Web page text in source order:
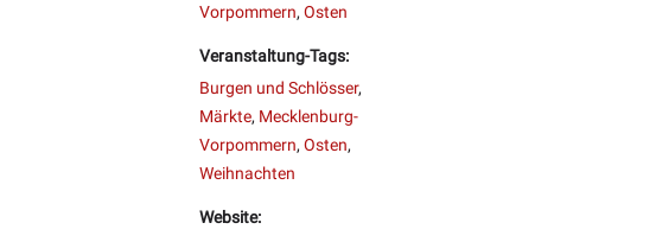
Vorpommern, Osten
Veranstaltung-Tags:
Burgen und Schlösser,
Märkte, Mecklenburg-
Vorpommern, Osten,
Weihnachten
Website: